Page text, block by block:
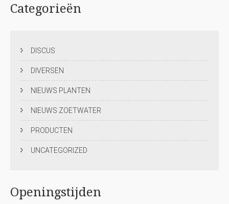
Categorieën
DISCUS
DIVERSEN
NIEUWS PLANTEN
NIEUWS ZOETWATER
PRODUCTEN
UNCATEGORIZED
Openingstijden